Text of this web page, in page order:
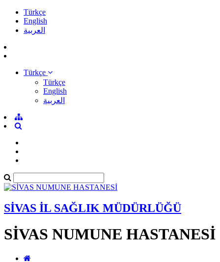
Türkçe
English
العربية
Türkçe
Türkçe
English
العربية
SİVAS İL SAĞLIK MÜDÜRLÜĞÜ
SİVAS NUMUNE HASTANESİ